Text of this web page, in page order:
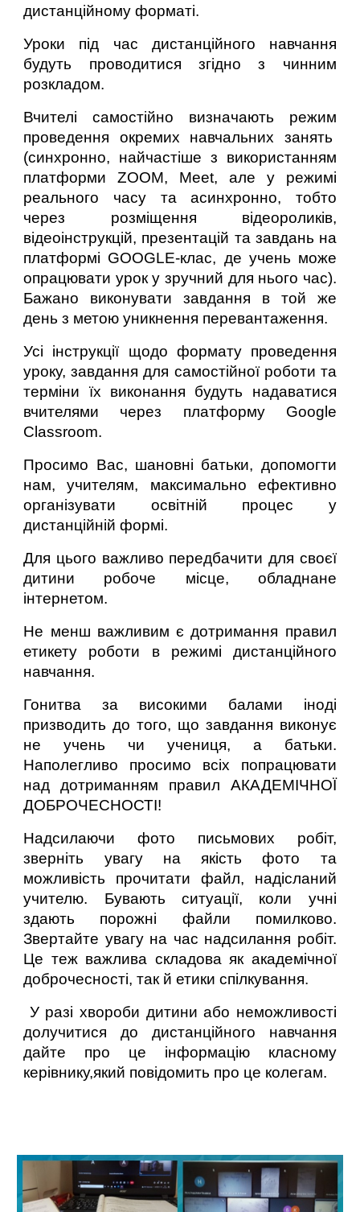
дистанційному форматі.
Уроки під час дистанційного навчання
будуть проводитися згідно з чинним
розкладом.
Вчителі самостійно визначають режим
проведення окремих навчальних занять
(синхронно, найчастіше з використанням
платформи ZOOM, Meet, але у режимі
реального часу та асинхронно, тобто
через розміщення відеороликів,
відеоінструкцій, презентацій та завдань на
платформі GOOGLE-клас, де учень може
опрацювати урок у зручний для нього час).
Бажано виконувати завдання в той же
день з метою уникнення перевантаження.
Усі інструкції щодо формату проведення
уроку, завдання для самостійної роботи та
терміни їх виконання будуть надаватися
вчителями через платформу Google
Classroom.
Просимо Вас, шановні батьки, допомогти
нам, учителям, максимально ефективно
організувати освітній процес у
дистанційній формі.
Для цього важливо передбачити для своєї
дитини робоче місце, обладнане
інтернетом.
Не менш важливим є дотримання правил
етикету роботи в режимі дистанційного
навчання.
Гонитва за високими балами іноді
призводить до того, що завдання виконує
не учень чи учениця, а батьки.
Наполегливо просимо всіх попрацювати
над дотриманням правил АКАДЕМІЧНОЇ
ДОБРОЧЕСНОСТІ!
Надсилаючи фото письмових робіт,
зверніть увагу на якість фото та
можливість прочитати файл, надісланий
учителю. Бувають ситуації, коли учні
здають порожні файли помилково.
Звертайте увагу на час надсилання робіт.
Це теж важлива складова як академічної
доброчесності, так й етики спілкування.
У разі хвороби дитини або неможливості
долучитися до дистанційного навчання
дайте про це інформацію класному
керівнику,який повідомить про це колегам.